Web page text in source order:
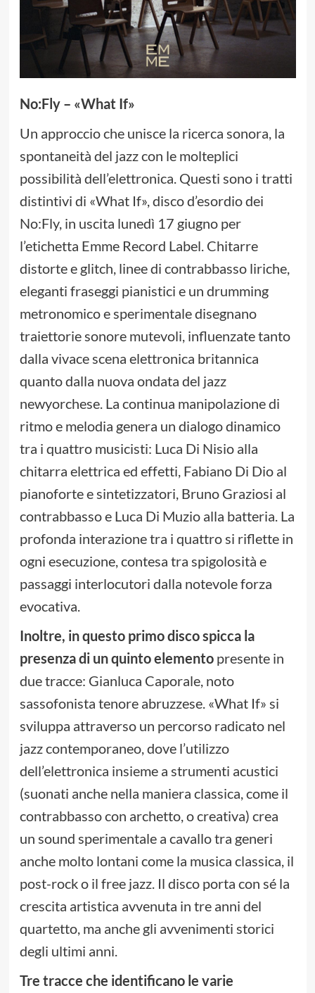
No:Fly – «What If»
Un approccio che unisce la ricerca sonora, la
spontaneità del jazz con le molteplici
possibilità dell’elettronica. Questi sono i tratti
distintivi di «What If», disco d’esordio dei
No:Fly, in uscita lunedì 17 giugno per
l’etichetta Emme Record Label. Chitarre
distorte e glitch, linee di contrabbasso liriche,
eleganti fraseggi pianistici e un drumming
metronomico e sperimentale disegnano
traiettorie sonore mutevoli, influenzate tanto
dalla vivace scena elettronica britannica
quanto dalla nuova ondata del jazz
newyorchese. La continua manipolazione di
ritmo e melodia genera un dialogo dinamico
tra i quattro musicisti: Luca Di Nisio alla
chitarra elettrica ed effetti, Fabiano Di Dio al
pianoforte e sintetizzatori, Bruno Graziosi al
contrabbasso e Luca Di Muzio alla batteria. La
profonda interazione tra i quattro si riflette in
ogni esecuzione, contesa tra spigolosità e
passaggi interlocutori dalla notevole forza
evocativa.
Inoltre, in questo primo disco spicca la
presenza di un quinto elementopresente in
due tracce: Gianluca Caporale, noto
sassofonista tenore abruzzese. «What If» si
sviluppa attraverso un percorso radicato nel
jazz contemporaneo, dove l’utilizzo
dell’elettronica insieme a strumenti acustici
(suonati anche nella maniera classica, come il
contrabbasso con archetto, o creativa) crea
un sound sperimentale a cavallo tra generi
anche molto lontani come la musica classica, il
post-rock o il free jazz. Il disco porta con sé la
crescita artistica avvenuta in tre anni del
quartetto, ma anche gli avvenimenti storici
degli ultimi anni.
Tre tracce che identificano le varie